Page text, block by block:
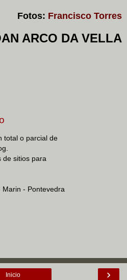
Fotos: Francisco Torres
ARCO DA VELLA
total o parcial de
de sitios para
- Pontevedra
›
Inicio